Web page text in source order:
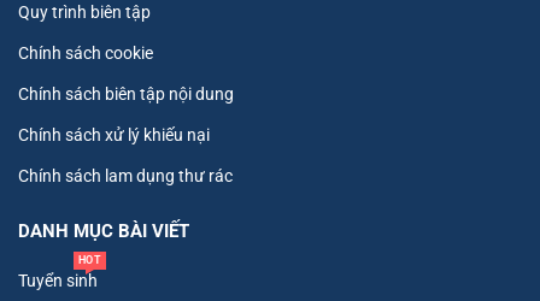
Quy trình biên tập
Chính sách cookie
Chính sách biên tập nội dung
Chính sách xử lý khiếu nại
Chính sách lam dụng thư rác
DANH MỤC BÀI VIẾT
Tuyển sinh
HOT